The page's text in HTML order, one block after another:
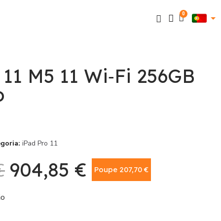
M5 11 Wi‑Fi 256GB
iPad Pro 11
904,85 € Poupe 207,70 €